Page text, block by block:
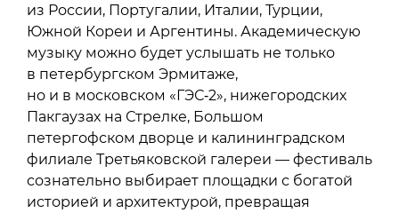
из России, Португалии, Италии, Турции,
Южной Кореи и Аргентины. Академическую
музыку можно будет услышать не только
в петербургском Эрмитаже,
но и в московском «ГЭС‑2», нижегородских
Пакгаузах на Стрелке, Большом
петергофском дворце и калининградском
филиале Третьяковской галереи — фестиваль
сознательно выбирает площадки с богатой
историей и архитектурой, превращая